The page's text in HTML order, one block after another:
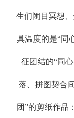
生们闭目冥想
具温度的是“同
征团结的“同
落、拼图契合
团”的剪纸作品